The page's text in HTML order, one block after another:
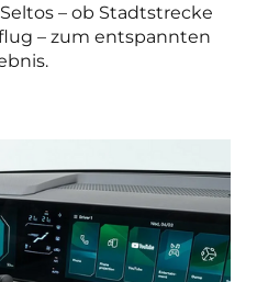
– ob Stadtstrecke
– zum entspannten